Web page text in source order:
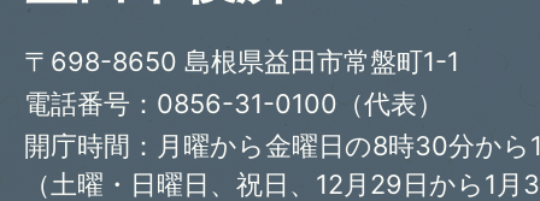
〒698-8650 島根県益田市常盤町1-1
電話番号：0856-31-0100（代表）
開庁時間：月曜から金曜日の8時30分から
（土曜・日曜日、祝日、12月29日から1月